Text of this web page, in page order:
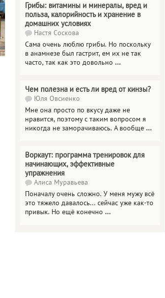
Грибы: витамины и минералы, вред и
польза, калорийность и хранение в
домашних условиях
Настя Соскова
Сама очень люблю грибы. Но поскольку
в анамнезе был гастрит, ем их не так
часто, так как это довольно ...
Чем полезна и есть ли вред от кинзы?
Юля Овсиенко
Мне она просто по вкусу даже не
нравится, поэтому с таким вопросом я
никогда не заморачиваюсь. А вообще ...
Воркаут: программа тренировок для
начинающих, эффективные
упражнения
Алиса Муравьева
Поначалу очень сложно. У меня мужу всё
это тяжело давалось... сейчас уже как-то
привык. Но ещё конечно ...